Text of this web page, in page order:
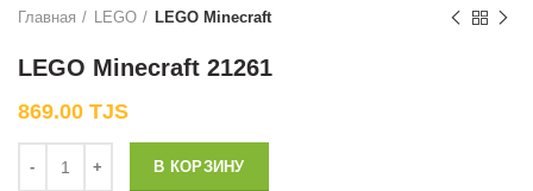
Главная LEGO LEGO Minecraft
LEGO Minecraft 21261
869.00 TJS
В КОРЗИНУ